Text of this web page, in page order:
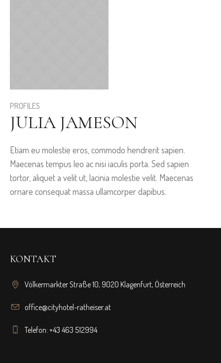
PROFILES
JULIA JAMESON
Etiam eu molestie eros, commodo hendrerit sapien.
Maecenas tempus leo ac nisi iaculis porta. Sed sapien
tortor, aliquet a velit ut, lacinia molestie velit. Maecenas
ornare consequat massa ullamcorper dapibus.
KONTAKT
Völkermarkter Straße 10, 9020 Klagenfurt, Österreich
office@cityhotel-ratheiser.at
Telefon: +43 463 512994